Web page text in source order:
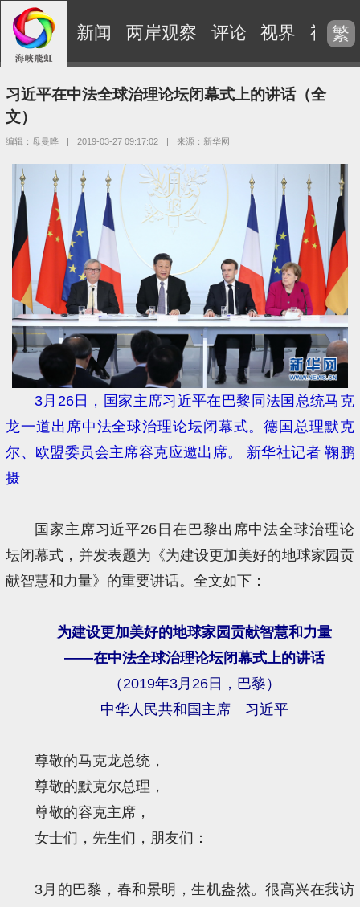
新闻 两岸观察 评论 视界 视频
繁
习近平在中法全球治理论坛闭幕式上的讲话（全
文）
编辑：母曼晔 | 2019-03-27 09:17:02 | 来源：新华网
3月26日，国家主席习近平在巴黎同法国总统马克
龙一道出席中法全球治理论坛闭幕式。德国总理默克
尔、欧盟委员会主席容克应邀出席。 新华社记者 鞠鹏
摄
国家主席习近平26日在巴黎出席中法全球治理论
坛闭幕式，并发表题为《为建设更加美好的地球家园贡
献智慧和力量》的重要讲话。全文如下：
为建设更加美好的地球家园贡献智慧和力量
——在中法全球治理论坛闭幕式上的讲话
（2019年3月26日，巴黎）
中华人民共和国主席 习近平
尊敬的马克龙总统，
尊敬的默克尔总理，
尊敬的容克主席，
女士们，先生们，朋友们：
3月的巴黎，春和景明，生机盎然。很高兴在我访